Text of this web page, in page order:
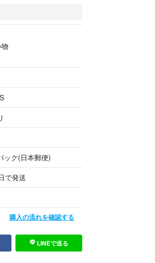
ック(日本郵便)
で発送
購入の流れを確認する
LINEで送る